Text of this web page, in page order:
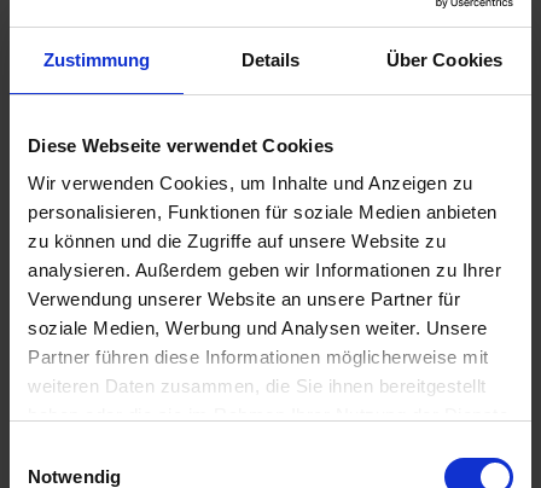
Zustimmung Details Über Cookies
Diese Webseite verwendet Cookies
Wir verwenden Cookies, um Inhalte und Anzeigen zu
personalisieren, Funktionen für soziale Medien anbieten
zu können und die Zugriffe auf unsere Website zu
analysieren. Außerdem geben wir Informationen zu Ihrer
Verwendung unserer Website an unsere Partner für
soziale Medien, Werbung und Analysen weiter. Unsere
Partner führen diese Informationen möglicherweise mit
weiteren Daten zusammen, die Sie ihnen bereitgestellt
Notwendig
PH Rodicum Mäuseköder
Artikel-Nr.: 7000960-01-cfg
Ähnliche Produkte